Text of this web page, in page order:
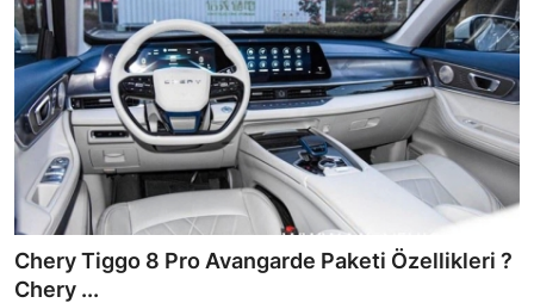
Chery Tiggo 8 Pro Avangarde Paketi Özellikleri ?
Chery ...